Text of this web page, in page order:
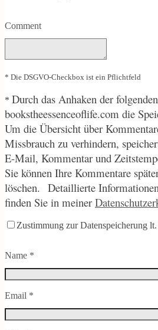
Comment
* Die DSGVO-Checkbox ist ein Pflichtfeld
* Durch das Anhaken der
bookstheessenceoflife.com die
Um die Übersicht über
Missbrauch zu verhindern,
E-Mail, Kommentar und
Sie können Ihre Kommentare
löschen. Detaillierte
finden Sie in meiner
Zustimmung zur Datenspeicherung
Name *
Email *